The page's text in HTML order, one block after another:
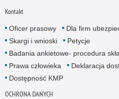
Kontakt
Oficer prasowy Dla firm
Skargi i wnioski
Petycje
Badania ankietowe- procedura
Prawa człowieka
Deklaracja
Dostępność KMP
OCHRONA DANYCH